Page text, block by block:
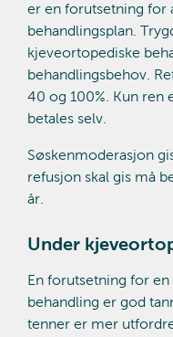
er en forutsetning for
behandlingsplan.
kjeveortopediske
behandlingsbehov.
40 og 100%. Kun ren
betales selv.
Søskenmoderasjon
refusjon skal gis må
år.
Under
En forutsetning for
behandling er god
tenner er mer